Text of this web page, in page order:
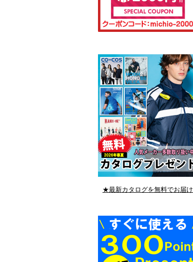
★最新カタログを無料でお届け